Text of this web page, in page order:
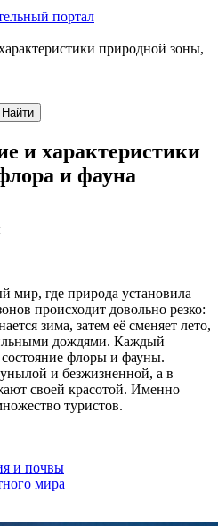
портал
природной зоны,
Найти
и характеристики
и фауна
мир, где природа установила
происходит довольно резко:
зима, затем её сменяет лето,
дождями. Каждый
флоры и фауны.
и безжизненной, а в
своей красотой. Именно
туристов.
и почвы
мира